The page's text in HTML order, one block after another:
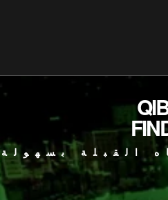
القبلة بسهولة